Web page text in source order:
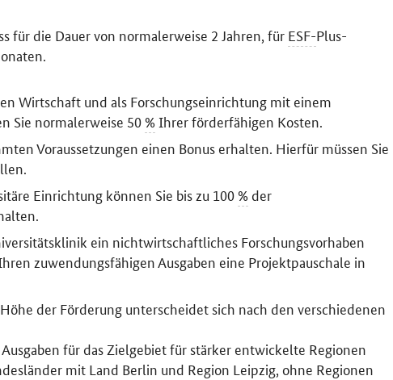
für die Dauer von normalerweise 2 Jahren, für ESF-Plus-
Wirtschaft und als Forschungseinrichtung mit einem
Sie normalerweise 50 % Ihrer förderfähigen Kosten.
Voraussetzungen einen Bonus erhalten. Hierfür müssen Sie
Einrichtung können Sie bis zu 100 % der
ein nichtwirtschaftliches Forschungsvorhaben
zuwendungsfähigen Ausgaben eine Projektpauschale in
der Förderung unterscheidet sich nach den verschiedenen
für das Zielgebiet für stärker entwickelte Regionen
mit Land Berlin und Region Leipzig, ohne Regionen